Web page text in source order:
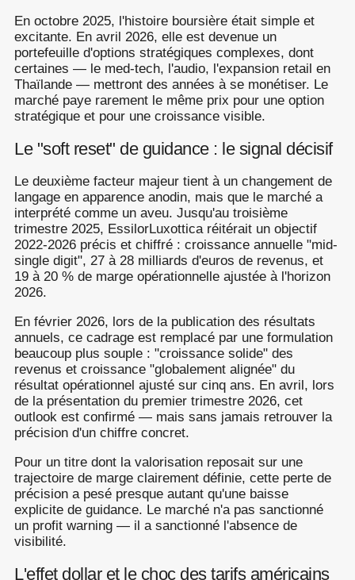
En octobre 2025, l'histoire boursière était simple et
excitante. En avril 2026, elle est devenue un
portefeuille d'options stratégiques complexes, dont
certaines — le med-tech, l'audio, l'expansion retail en
Thaïlande — mettront des années à se monétiser. Le
marché paye rarement le même prix pour une option
stratégique et pour une croissance visible.
Le "soft reset" de guidance : le signal décisif
Le deuxième facteur majeur tient à un changement de
langage en apparence anodin, mais que le marché a
interprété comme un aveu. Jusqu'au troisième
trimestre 2025, EssilorLuxottica réitérait un objectif
2022-2026 précis et chiffré : croissance annuelle "mid-
single digit", 27 à 28 milliards d'euros de revenus, et
19 à 20 % de marge opérationnelle ajustée à l'horizon
2026.
En février 2026, lors de la publication des résultats
annuels, ce cadrage est remplacé par une formulation
beaucoup plus souple : "croissance solide" des
revenus et croissance "globalement alignée" du
résultat opérationnel ajusté sur cinq ans. En avril, lors
de la présentation du premier trimestre 2026, cet
outlook est confirmé — mais sans jamais retrouver la
précision d'un chiffre concret.
Pour un titre dont la valorisation reposait sur une
trajectoire de marge clairement définie, cette perte de
précision a pesé presque autant qu'une baisse
explicite de guidance. Le marché n'a pas sanctionné
un profit warning — il a sanctionné l'absence de
visibilité.
L'effet dollar et le choc des tarifs américains